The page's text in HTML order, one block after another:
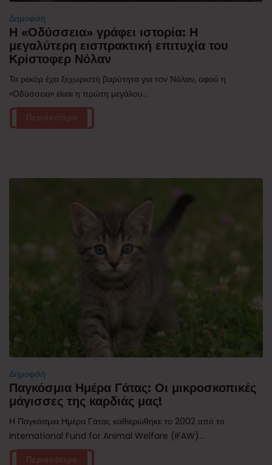
Δημοφιλή
Η «Οδύσσεια» γράφει ιστορία: Η
μεγαλύτερη εισπρακτική επιτυχία του
Κρίστοφερ Νόλαν
Το ρεκόρ έχει ξεχωριστή βαρύτητα για τον Νόλαν, αφού η
«Οδύσσεια» είναι η πρώτη μεγάλου...
Περισσότερα
Δημοφιλή
Παγκόσμια Ημέρα Γάτας: Οι μικροσκοπικές
μάγισσες της καρδιάς μας!
Η Παγκόσμια Ημέρα Γάτας καθιερώθηκε το 2002 από το
International Fund for Animal Welfare (IFAW)...
Περισσότερα